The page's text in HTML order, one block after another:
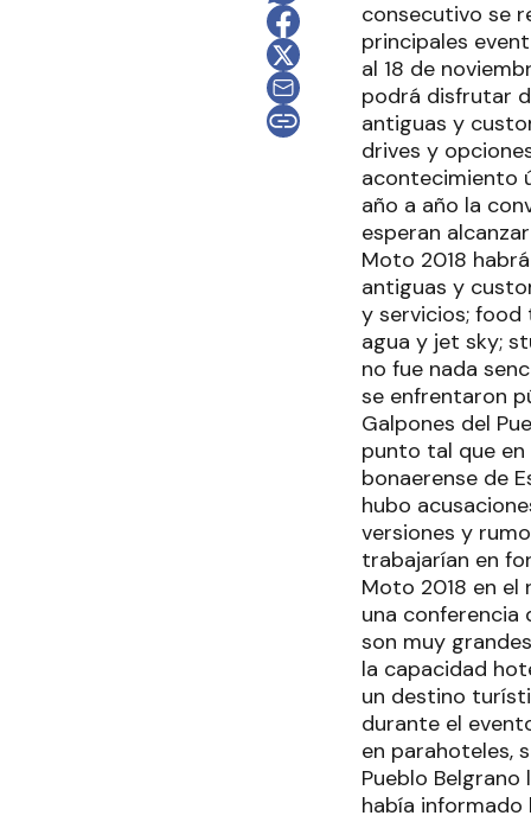
consecutivo se
principales
al 18 de
podrá disfrutar
antiguas y
drives y
acontecimiento
año a año la
esperan
Moto 2018
antiguas y
y servicios;
agua y jet sky;
no fue nada
se enfrentaron
Galpones del
punto tal que en
bonaerense de
hubo
versiones y
trabajarían en
Moto 2018 en el
una conferencia
son muy
la capacidad
un destino
durante el
en parahoteles,
Pueblo
había informado